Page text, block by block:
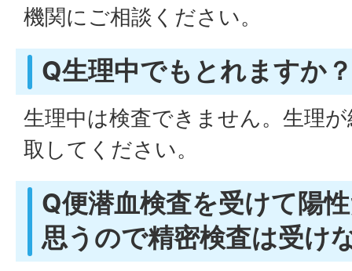
機関にご相談ください。
Q生理中でもとれますか？
生理中は検査できません。生理
取してください。
Q便潜血検査を受けて陽
思うので精密検査は受け